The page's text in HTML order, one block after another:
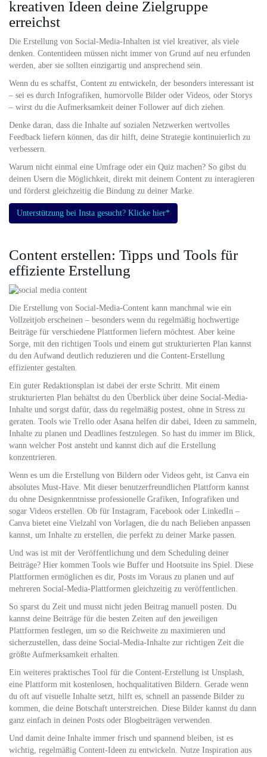
kreativen Ideen deine Zielgruppe
erreichst
Die Erstellung von Social-Media-Inhalten ist viel kreativer, als viele
denken. Contentideen müssen nicht immer von Grund auf neu erfunden
werden, aber sie sollten einzigartig und ansprechend sein.
Wenn du es schaffst, Content zu entwickeln, der besonders interessant ist
– sei es durch Infografiken, humorvolle Bilder oder Videos, oder Storys
– wirst du die Aufmerksamkeit deiner Follower auf dich ziehen.
Denke daran, dass die Inhalte auf sozialen Netzwerken wertvolles
Feedback liefern können, das dir hilft, deine Strategie kontinuierlich zu
verbessern.
Warum nicht einmal eine Umfrage oder ein Quiz machen? So gibst du
deinen Usern die Möglichkeit, direkt mit deinem Content zu interagieren
und förderst gleichzeitig die Bindung zu deiner Marke.
Unterstützung bei Insta gesucht? Klicke hier*
Content erstellen: Tipps und Tools für
effiziente Erstellung
Die Erstellung von Social-Media-Content kann manchmal wie ein
Vollzeitjob erscheinen – besonders wenn du regelmäßig hochwertige
Beiträge für verschiedene Plattformen liefern möchtest. Aber keine
Sorge, mit den richtigen Tools und einem gut strukturierten Plan kannst
du den Aufwand deutlich reduzieren und die Content-Erstellung
effizienter gestalten.
Ein guter Redaktionsplan ist dabei der erste Schritt. Mit einem
strukturierten Plan behältst du den Überblick über deine Social-Media-
Inhalte und sorgst dafür, dass du regelmäßig postest, ohne in Stress zu
geraten. Tools wie Trello oder Asana helfen dir dabei, Ideen zu sammeln,
Inhalte zu planen und Deadlines festzulegen. So hast du immer im Blick,
wann welcher Post ansteht und kannst dich auf die Erstellung
konzentrieren.
Wenn es um die Erstellung von Bildern oder Videos geht, ist Canva ein
absolutes Must-Have. Mit dieser benutzerfreundlichen Plattform kannst
du ohne Designkenntnisse professionelle Grafiken, Infografiken und
sogar Videos erstellen. Ob für Instagram, Facebook oder LinkedIn –
Canva bietet eine Vielzahl von Vorlagen, die du nach Belieben anpassen
kannst, um Inhalte zu erstellen, die perfekt zu deiner Marke passen.
Und was ist mit der Veröffentlichung und dem Scheduling deiner
Beiträge? Hier kommen Tools wie Buffer und Hootsuite ins Spiel. Diese
Plattformen ermöglichen es dir, Posts im Voraus zu planen und auf
mehreren Social-Media-Plattformen gleichzeitig zu veröffentlichen.
So sparst du Zeit und musst nicht jeden Beitrag manuell posten. Du
kannst deine Beiträge für die besten Zeiten auf den jeweiligen
Plattformen festlegen, um so die Reichweite zu maximieren und
sicherzustellen, dass deine Social-Media-Inhalte zur richtigen Zeit die
größte Aufmerksamkeit erhalten.
Ein weiteres praktisches Tool für die Content-Erstellung ist Unsplash,
eine Plattform mit kostenlosen, hochqualitativen Bildern. Gerade wenn
du oft auf visuelle Inhalte setzt, hilft es, schnell an passende Bilder zu
kommen, die deine Botschaft unterstreichen. Diese Bilder kannst du dann
ganz einfach in deinen Posts oder Blogbeiträgen verwenden.
Und damit deine Inhalte immer frisch und spannend bleiben, ist es
wichtig, regelmäßig Content-Ideen zu entwickeln. Nutze Inspiration aus